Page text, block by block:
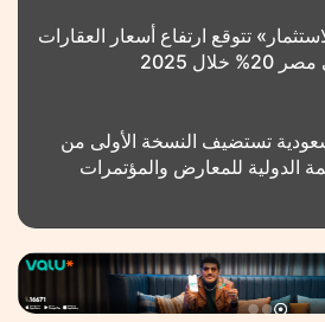
تتوقع ارتفاع أسعار العقارات
خلال 2025
تستضيف النسخة الأولى من
الدولية للمعارض والمؤتمرات